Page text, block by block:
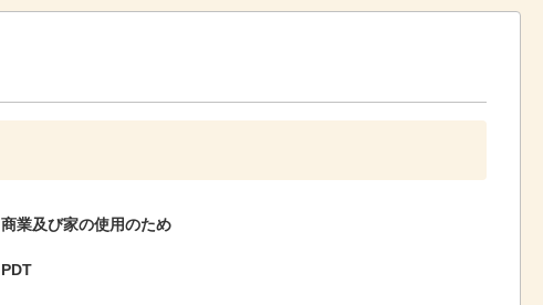
商業及び家の使用のため
PDT